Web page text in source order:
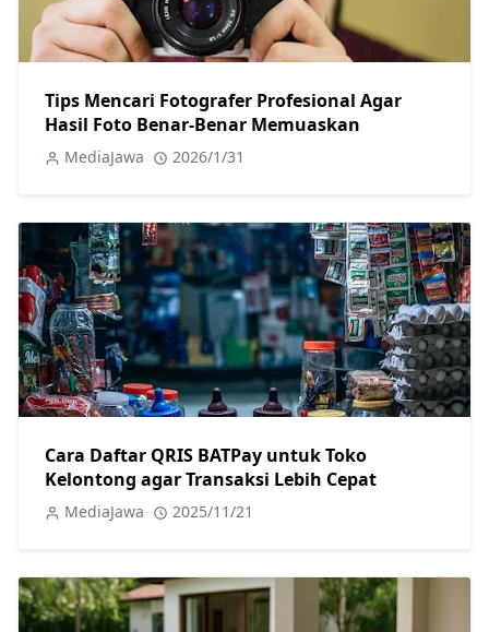
Tips Mencari Fotografer Profesional Agar
Hasil Foto Benar-Benar Memuaskan
MediaJawa 2026/1/31
Cara Daftar QRIS BATPay untuk Toko
Kelontong agar Transaksi Lebih Cepat
MediaJawa 2025/11/21